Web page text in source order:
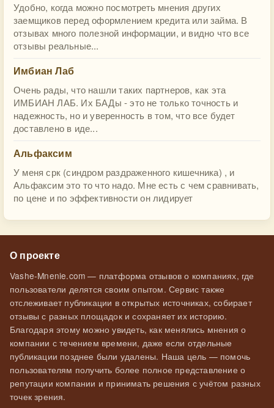
Удобно, когда можно посмотреть мнения других
заемщиков перед оформлением кредита или займа. В
отзывах много полезной информации, и видно что все
отзывы реальные...
Имбиан Лаб
Очень рады, что нашли таких партнеров, как эта
ИМБИАН ЛАБ. Их БАДы - это не только точность и
надежность, но и уверенность в том, что все будет
доставлено в иде...
Альфаксим
У меня срк (синдром раздраженного кишечника) , и
Альфаксим это то что надо. Мне есть с чем сравнивать,
по цене и по эффективности он лидирует
О проекте
Vashe-Mnenie.com — платформа отзывов о компаниях, где
пользователи делятся своим опытом. Сервис также
отслеживает публикации в открытых источниках, собирает
отзывы с разных площадок и сохраняет их историю.
Благодаря этому можно увидеть, как менялись мнения о
компании с течением времени, даже если отдельные
публикации позднее были удалены. Наша цель — помочь
пользователям получить более полное представление о
репутации компании и принимать решения с учётом разных
точек зрения.